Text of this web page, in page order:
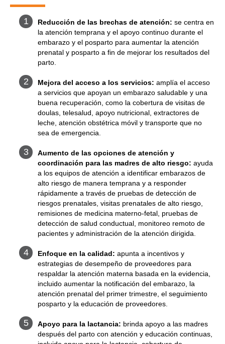
Reducción de las brechas de atención: se centra en
la atención temprana y el apoyo continuo durante el
embarazo y el posparto para aumentar la atención
prenatal y posparto a fin de mejorar los resultados del
parto.
Mejora del acceso a los servicios: amplía el acceso
a servicios que apoyan un embarazo saludable y una
buena recuperación, como la cobertura de visitas de
doulas, telesalud, apoyo nutricional, extractores de
leche, atención obstétrica móvil y transporte que no
sea de emergencia.
Aumento de las opciones de atención y
coordinación para las madres de alto riesgo: ayuda
a los equipos de atención a identificar embarazos de
alto riesgo de manera temprana y a responder
rápidamente a través de pruebas de detección de
riesgos prenatales, visitas prenatales de alto riesgo,
remisiones de medicina materno-fetal, pruebas de
detección de salud conductual, monitoreo remoto de
pacientes y administración de la atención dirigida.
Enfoque en la calidad: apunta a incentivos y
estrategias de desempeño de proveedores para
respaldar la atención materna basada en la evidencia,
incluido aumentar la notificación del embarazo, la
atención prenatal del primer trimestre, el seguimiento
posparto y la educación de proveedores.
Apoyo para la lactancia: brinda apoyo a las madres
después del parto con atención y educación continuas,